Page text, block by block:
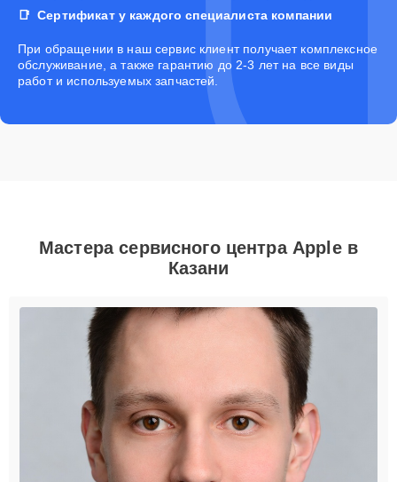
Сертификат у каждого специалиста компании
При обращении в наш сервис клиент получает комплексное
обслуживание, а также гарантию до 2-3 лет на все виды
работ и используемых запчастей.
Мастера сервисного центра Apple в
Казани